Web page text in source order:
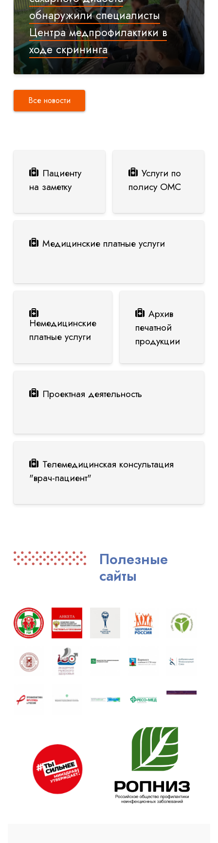
обнаружили специалисты
Центра медпрофилактики в
ходе скрининга
Все новости
Пациенту
на заметку
Услуги по
полису ОМС
Медицинские платные услуги
Немедицинские
платные услуги
Архив
печатной
продукции
Проектная деятельность
Телемедицинская консультация
"врач-пациент"
Полезные
сайты